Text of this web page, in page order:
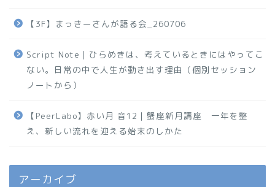
【3F】まっきーさんが語る会_260706
Script Note｜ひらめきは、考えているときにはやってこ
ない。日常の中で人生が動き出す理由（個別セッション
ノートから）
【PeerLabo】赤い月 音12｜蟹座新月講座 一年を整
え、新しい流れを迎える始末のしかた
アーカイブ